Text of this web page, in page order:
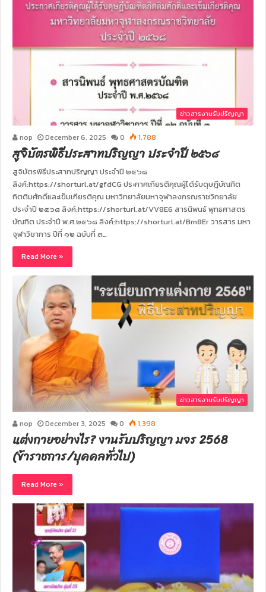
ข่าวสารงานรับปริญญา
nop December 6, 2025 0 1,788
สูจิบัตรพิธีประสาทปริญญา ประจำปี ๒๕๖๘
สูจิบัตรพิธีประสาทปริญญา ประจำปี ๒๕๖๘
ลิงค์:https://shorturl.at/gfdCG ประกาศเกียรติคุณผู้ได้รับดุษฎีบัณฑิต
กิตติมศักดิ์และเข็มเกียรติคุณ มหาวิทยาลัยมหาจุฬาลงกรณราชวิทยาลัย
ประจำปี ๒๕๖๘ ลิงค์:https://shorturl.at/VV8E6 สารนิพนธ์ พุทธศาสตร
บัณฑิต ประจำปี พ.ศ.๒๕๖๘ ลิงค์:https://shorturl.at/Bm8Er วารสาร มหา
จุฬาวิชาการ ปีที่ ๑๒ ฉบับที่ ๓…
Read More »
ข่าวสารงานรับปริญญา
nop December 3, 2025 0 1,398
แต่งกายอย่างไร? งานรับปริญญา มจร 2568
(ข้าราชการ/บุคคลทั่วไป)
Read More »